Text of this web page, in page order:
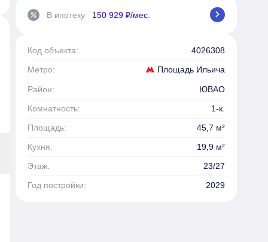
percent В ипотеку 150 929 ₽/мес. chevron_right
Код объекта: 4026308
Метро: Площадь Ильича
Район:
ЮВАО
Комнатность:
1-к.
Площадь:
45,7 м²
Кухня:
19,9 м²
Этаж:
23/27
Год постройки:
2029